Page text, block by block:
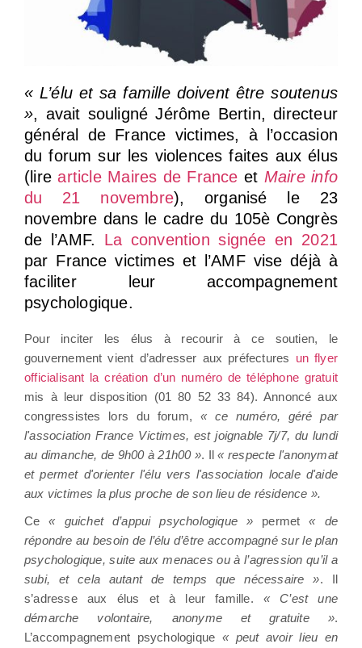
« L’élu et sa famille doivent être soutenus
», avait souligné Jérôme Bertin, directeur
général de France victimes, à l’occasion
du forum sur les violences faites aux élus
(lirearticle Maires de France et Maire info
du 21 novembre), organisé le 23
novembre dans le cadre du 105è Congrès
de l’AMF. La convention signée en 2021
par France victimes et l’AMF vise déjà à
faciliter leur accompagnement
psychologique.
Pour inciter les élus à recourir à ce soutien, le
gouvernement vient d’adresser aux préfectures un flyer
officialisant la création d’un numéro de téléphone gratuit
mis à leur disposition (01 80 52 33 84). Annoncé aux
congressistes lors du forum, « ce numéro, géré par
l'association France Victimes, est joignable 7j/7, du lundi
au dimanche, de 9h00 à 21h00 ». Il« respecte l'anonymat
et permet d'orienter l'élu vers l'association locale d'aide
aux victimes la plus proche de son lieu de résidence ».
Ce« guichet d’appui psychologique » permet« de
répondre au besoin de l’élu d’être accompagné sur le plan
psychologique, suite aux menaces ou à l’agression qu’il a
subi, et cela autant de temps que nécessaire ». Il
s’adresse aux élus et à leur famille. « C’est une
démarche volontaire, anonyme et gratuite ».
L’accompagnement psychologique « peut avoir lieu en